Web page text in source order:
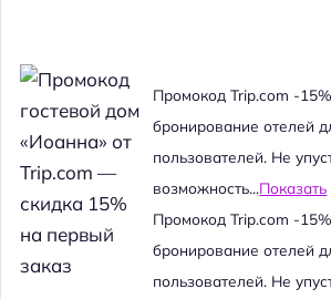
Промокод Trip.com -
бронирование отелей
пользователей. Не
возможность...Показать
Промокод Trip.com -
бронирование отелей
пользователей. Не